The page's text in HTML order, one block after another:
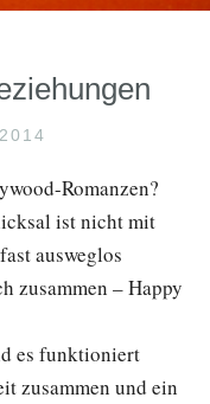
Romanzen?
ist nicht mit
ausweglos
zusammen – Happy
es funktioniert
zusammen und ein